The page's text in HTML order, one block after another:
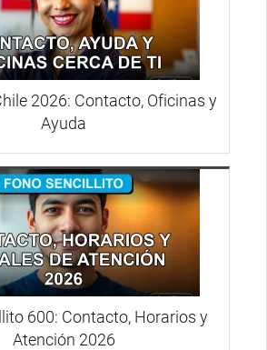
2026: Contacto, Oficinas y
Ayuda
600: Contacto, Horarios y
Atención 2026